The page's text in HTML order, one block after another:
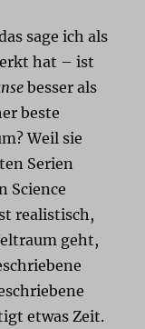
sage ich als
hat – ist
besser als
beste
Weil sie
Serien
Science
realistisch,
geht,
etwas Zeit.